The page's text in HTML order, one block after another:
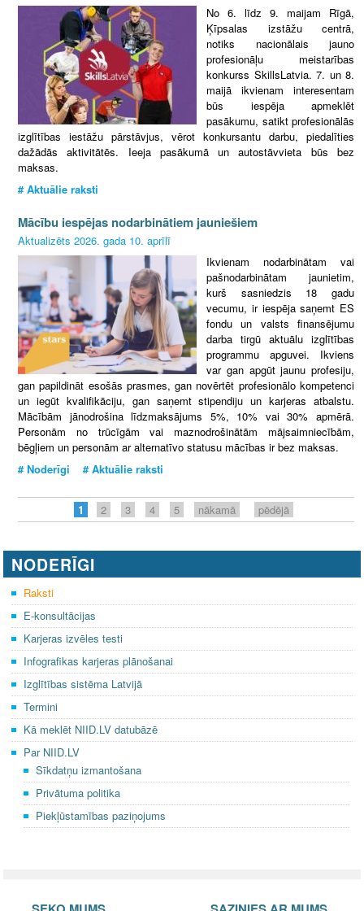
No 6. līdz 9. maijam Rīgā,
Ķīpsalas izstāžu centrā,
notiks nacionālais jauno
profesionāļu meistarības
konkurss SkillsLatvia. 7. un 8.
maijā ikvienam interesentam
būs iespēja apmeklēt
pasākumu, satikt profesionālās
izglītības iestāžu pārstāvjus, vērot konkursantu darbu, piedalīties
dažādās aktivitātēs. Ieeja pasākumā un autostāvvieta būs bez
maksas.
# Aktuālie raksti
Mācību iespējas nodarbinātiem jauniešiem
Aktualizēts 2026. gada 10. aprīlī
Ikvienam nodarbinātam vai
pašnodarbinātam jaunietim,
kurš sasniedzis 18 gadu
vecumu, ir iespēja saņemt ES
fondu un valsts finansējumu
darba tirgū aktuālu izglītības
programmu apguvei. Ikviens
var gan apgūt jaunu profesiju,
gan papildināt esošās prasmes, gan novērtēt profesionālo kompetenci
un iegūt kvalifikāciju, gan saņemt stipendiju un karjeras atbalstu.
Mācībām jānodrošina līdzmaksājums 5%, 10% vai 30% apmērā.
Personām no trūcīgām vai maznodrošinātām mājsaimniecībām,
bēgļiem un personām ar alternatīvo statusu mācības ir bez maksas.
# Noderīgi # Aktuālie raksti
P
g
e
s
1 2 3 4 5 nākamā pēdējā
NODERĪGI
Raksti
E-konsultācijas
Karjeras izvēles testi
Infografikas karjeras plānošanai
Izglītības sistēma Latvijā
Termini
Kā meklēt NIID.LV datubāzē
Par NIID.LV
Sīkdatņu izmantošana
Privātuma politika
Piekļūstamības paziņojums